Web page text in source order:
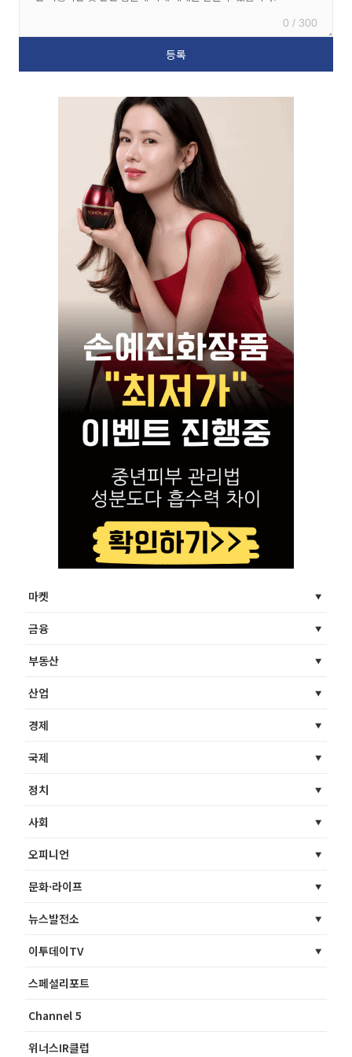
0 / 300
마켓
금융
부동산
산업
경제
국제
정치
사회
오피니언
문화·라이프
뉴스발전소
이투데이TV
스페셜리포트
Channel 5
위너스IR클럽